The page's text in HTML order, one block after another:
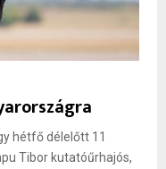
hétfő délelőtt 11
Tibor kutatóűrhajós,